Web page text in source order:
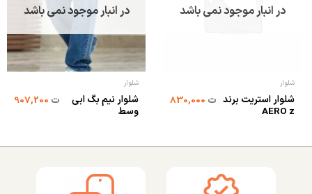
در انبار موجود نمی باشد
شلوار
شلوار استریت برند
AERO z
ت830,000
در انبار موجود نمی باشد
شلوار
شلوار نیم بگ ابی
وسط
ت907,200